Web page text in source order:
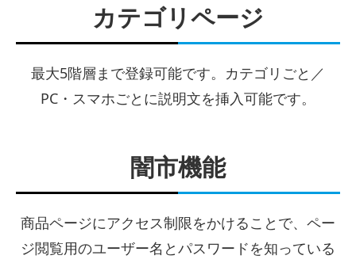
カテゴリページ
最大5階層まで登録可能です。カテゴリごと／
PC・スマホごとに説明文を挿入可能です。
闇市機能
商品ページにアクセス制限をかけることで、ペー
ジ閲覧用のユーザー名とパスワードを知っている